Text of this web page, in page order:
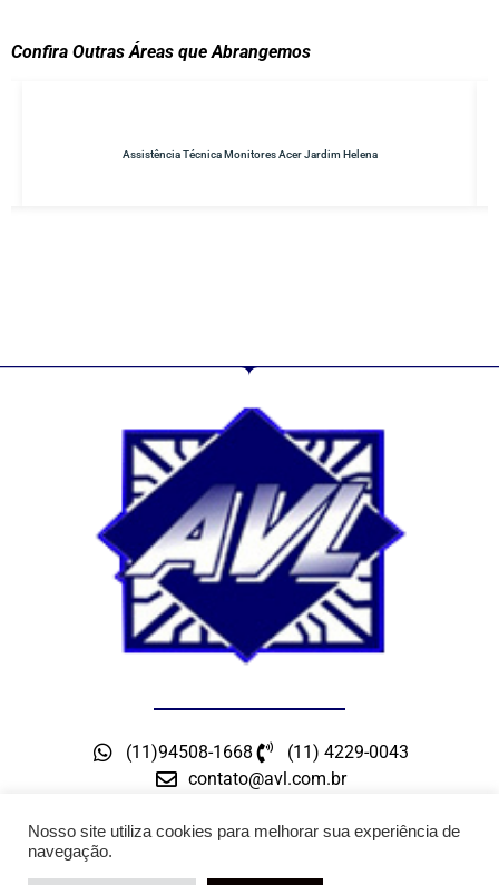
Confira Outras Áreas que Abrangemos
Conserto de No-breaks Parque do Carmo
(11)94508-1668
(11) 4229-0043
contato@avl.com.br
do Sul – SP
Nosso site utiliza cookies para melhorar sua experiência de
navegação.